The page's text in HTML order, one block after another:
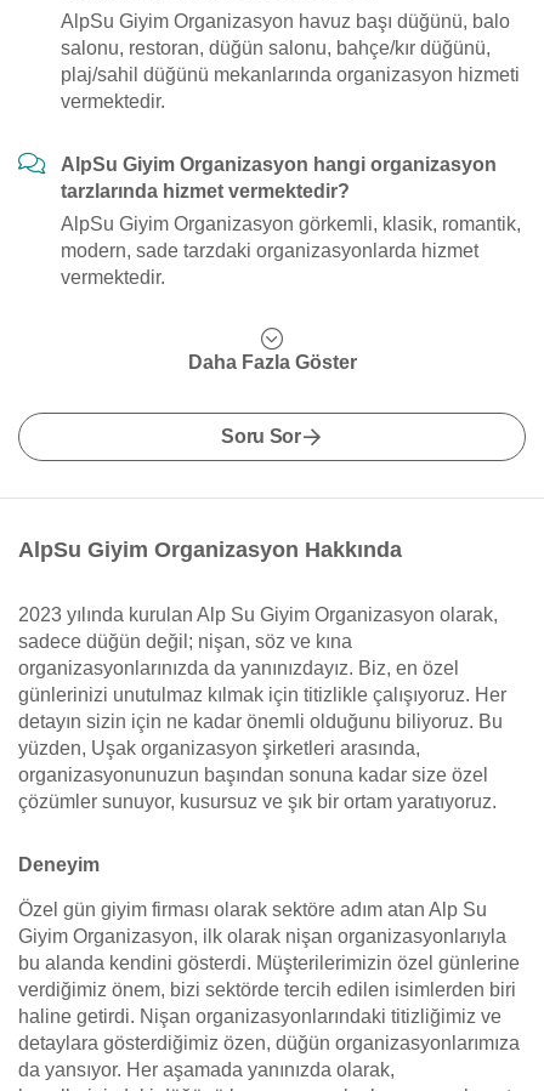
AlpSu Giyim Organizasyon havuz başı düğünü, balo
salonu, restoran, düğün salonu, bahçe/kır düğünü,
plaj/sahil düğünü mekanlarında organizasyon hizmeti
vermektedir.
AlpSu Giyim Organizasyon hangi organizasyon
tarzlarında hizmet vermektedir?
AlpSu Giyim Organizasyon görkemli, klasik, romantik,
modern, sade tarzdaki organizasyonlarda hizmet
vermektedir.
Daha Fazla Göster
Soru Sor
AlpSu Giyim Organizasyon Hakkında
2023 yılında kurulan Alp Su Giyim Organizasyon olarak,
sadece düğün değil; nişan, söz ve kına
organizasyonlarınızda da yanınızdayız. Biz, en özel
günlerinizi unutulmaz kılmak için titizlikle çalışıyoruz. Her
detayın sizin için ne kadar önemli olduğunu biliyoruz. Bu
yüzden, Uşak organizasyon şirketleri arasında,
organizasyonunuzun başından sonuna kadar size özel
çözümler sunuyor, kusursuz ve şık bir ortam yaratıyoruz.
Deneyim
Özel gün giyim firması olarak sektöre adım atan Alp Su
Giyim Organizasyon, ilk olarak nişan organizasyonlarıyla
bu alanda kendini gösterdi. Müşterilerimizin özel günlerine
verdiğimiz önem, bizi sektörde tercih edilen isimlerden biri
haline getirdi. Nişan organizasyonlarındaki titizliğimiz ve
detaylara gösterdiğimiz özen, düğün organizasyonlarımıza
da yansıyor. Her aşamada yanınızda olarak,